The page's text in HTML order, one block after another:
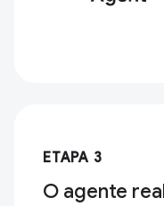
ETAPA 3
O agente